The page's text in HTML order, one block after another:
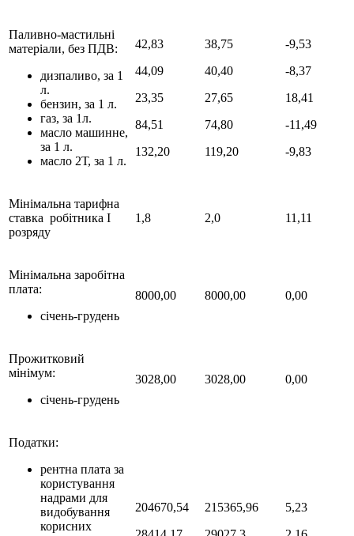
Паливно-мастильні
матеріали, без ПДВ:
дизпаливо, за 1
л.
бензин, за 1 л.
газ, за 1л.
масло машинне,
за 1 л.
масло 2Т, за 1 л.
42,83
44,09
23,35
84,51
132,20
38,75
40,40
27,65
74,80
119,20
-9,53
-8,37
18,41
-11,49
-9,83
Мінімальна тарифна
ставка робітника І
розряду
1,8 2,0 11,11
Мінімальна заробітна
плата:
січень-грудень
8000,00 8000,00 0,00
Прожитковий
мінімум:
січень-грудень
3028,00 3028,00 0,00
Податки:
рентна плата за
користування
надрами для
видобування
корисних
204670,54
215365,96
5,23